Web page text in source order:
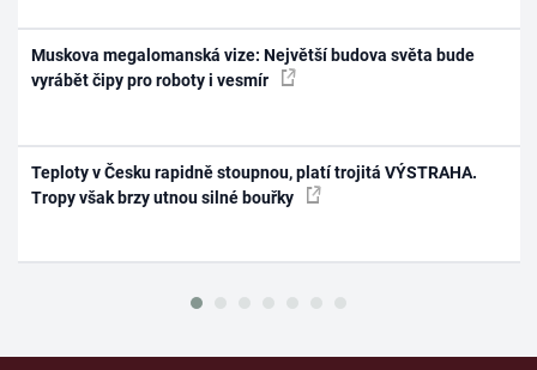
Muskova megalomanská vize: Největší budova světa bude
vyrábět čipy pro roboty i vesmír
Teploty v Česku rapidně stoupnou, platí trojitá VÝSTRAHA.
Tropy však brzy utnou silné bouřky